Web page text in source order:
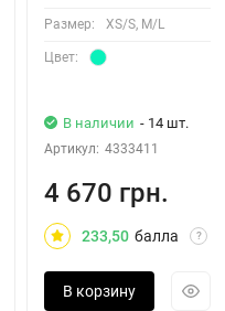
Размер: XS/S, M/L
Цвет:
В наличии - 14 шт.
Артикул: 4333411
4 670 грн.
233,50 балла ?
В корзину